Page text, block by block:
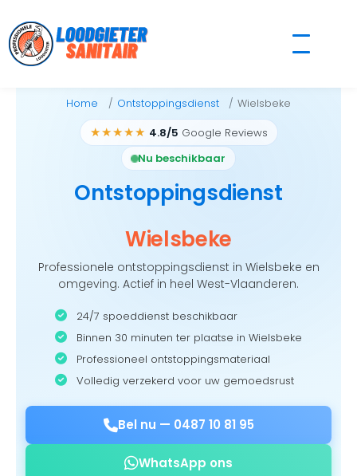
to
content
Home Ontstoppingsdienst Wielsbeke
★★★★★ 4.8/5 Google Reviews
Nu beschikbaar
Ontstoppingsdienst
Wielsbeke
Professionele ontstoppingsdienst in Wielsbeke en
omgeving. Actief in heel West-Vlaanderen.
24/7 spoeddienst beschikbaar
Binnen 30 minuten ter plaatse in Wielsbeke
Professioneel ontstoppingsmateriaal
Volledig verzekerd voor uw gemoedsrust
Bel nu — 0487 10 81 95
WhatsApp ons